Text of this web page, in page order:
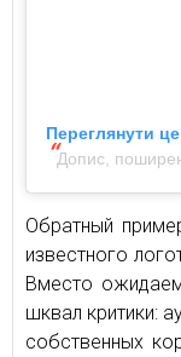
Переглянути
Допис,
Обратный
известного
Вместо
шквал критики:
собственных